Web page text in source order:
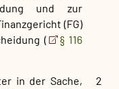
und zur
(FG)
(
§ 116
2
in der Sache,